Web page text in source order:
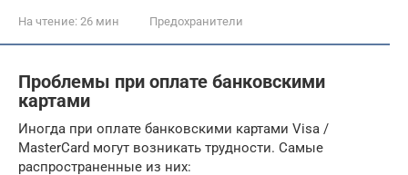
На чтение: 26 мин Предохранители
Проблемы при оплате банковскими
картами
Иногда при оплате банковскими картами Visa /
MasterCard могут возникать трудности. Самые
распространенные из них: